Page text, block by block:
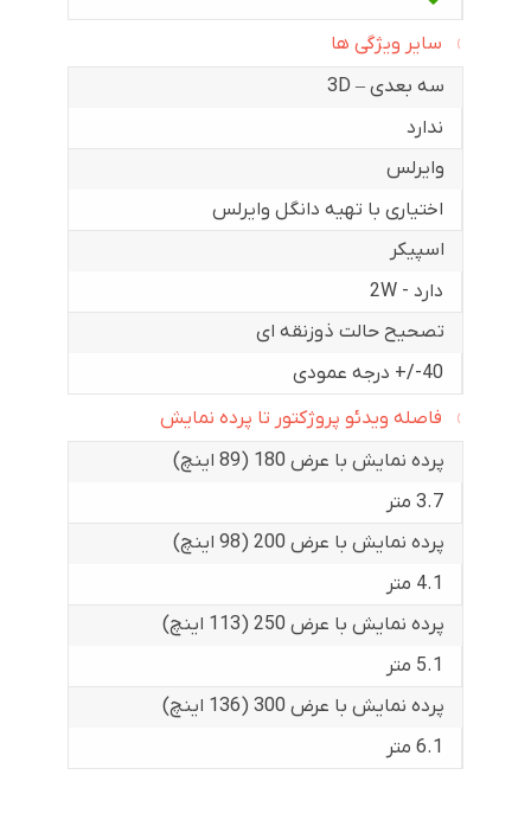
سایر ویژگی ها
سه بعدی – 3D
ندارد
وایرلس
اختیاری با تهیه دانگل وایرلس
اسپیکر
دارد - 2W
تصحیح حالت ذوزنقه ای
40-/+ درجه عمودی
فاصله ویدئو پروژکتور تا پرده نمایش
پرده نمایش با عرض 180 (89 اینچ)
3.7 متر
پرده نمایش با عرض 200 (98 اینچ)
4.1 متر
پرده نمایش با عرض 250 (113 اینچ)
5.1 متر
پرده نمایش با عرض 300 (136 اینچ)
6.1 متر